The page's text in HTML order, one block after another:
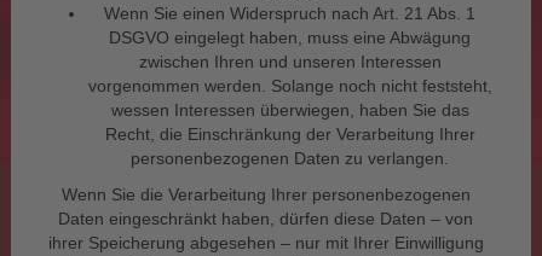
Wenn Sie einen Widerspruch nach Art. 21 Abs. 1
DSGVO eingelegt haben, muss eine Abwägung
zwischen Ihren und unseren Interessen
vorgenommen werden. Solange noch nicht feststeht,
wessen Interessen überwiegen, haben Sie das
Recht, die Einschränkung der Verarbeitung Ihrer
personenbezogenen Daten zu verlangen.
Wenn Sie die Verarbeitung Ihrer personenbezogenen
Daten eingeschränkt haben, dürfen diese Daten – von
ihrer Speicherung abgesehen – nur mit Ihrer Einwilligung